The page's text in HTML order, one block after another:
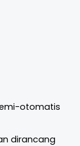
otomatis
dirancang